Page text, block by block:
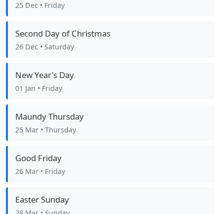
25 Dec • Friday
Second Day of Christmas
26 Dec • Saturday
New Year's Day
01 Jan • Friday
Maundy Thursday
25 Mar • Thursday
Good Friday
26 Mar • Friday
Easter Sunday